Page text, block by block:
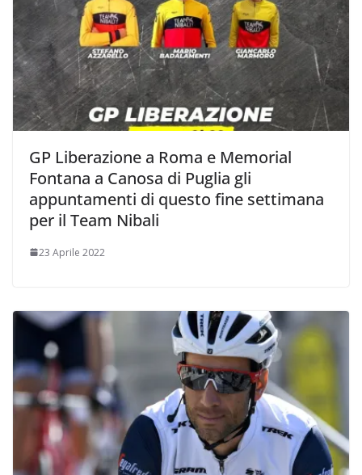
GP Liberazione a Roma e Memorial
Fontana a Canosa di Puglia gli
appuntamenti di questo fine settimana
per il Team Nibali
23 Aprile 2022